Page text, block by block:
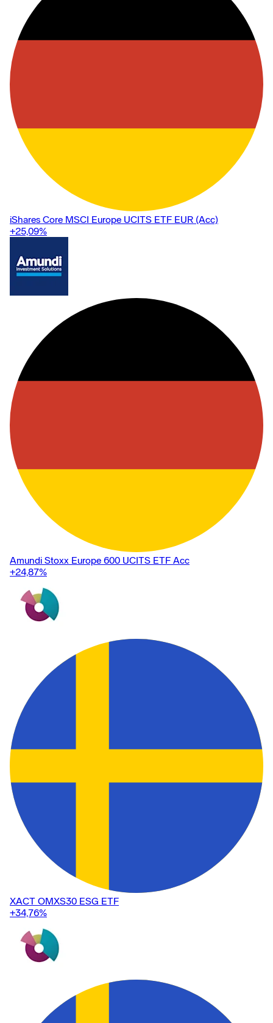
iShares Core MSCI Europe UCITS ETF EUR (Acc)
+25,09%
Amundi Stoxx Europe 600 UCITS ETF Acc
+24,87%
XACT OMXS30 ESG ETF
+34,76%